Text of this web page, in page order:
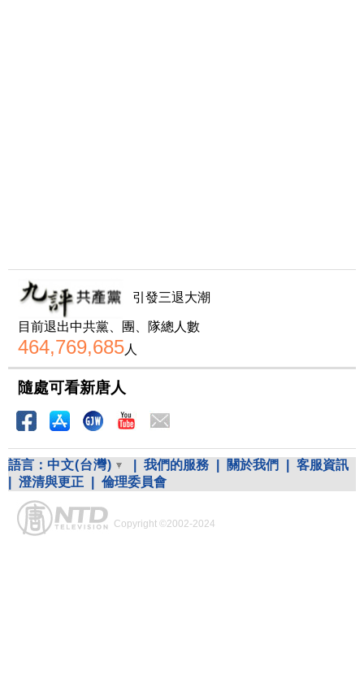
引發三退大潮
目前退出中共黨、團、隊總人數
464,769,685人
隨處可看新唐人
語言： 中文(台灣) 我們的服務 關於我們
客服資訊
澄清與更正 倫理委員會
Copyright ©2002-2024